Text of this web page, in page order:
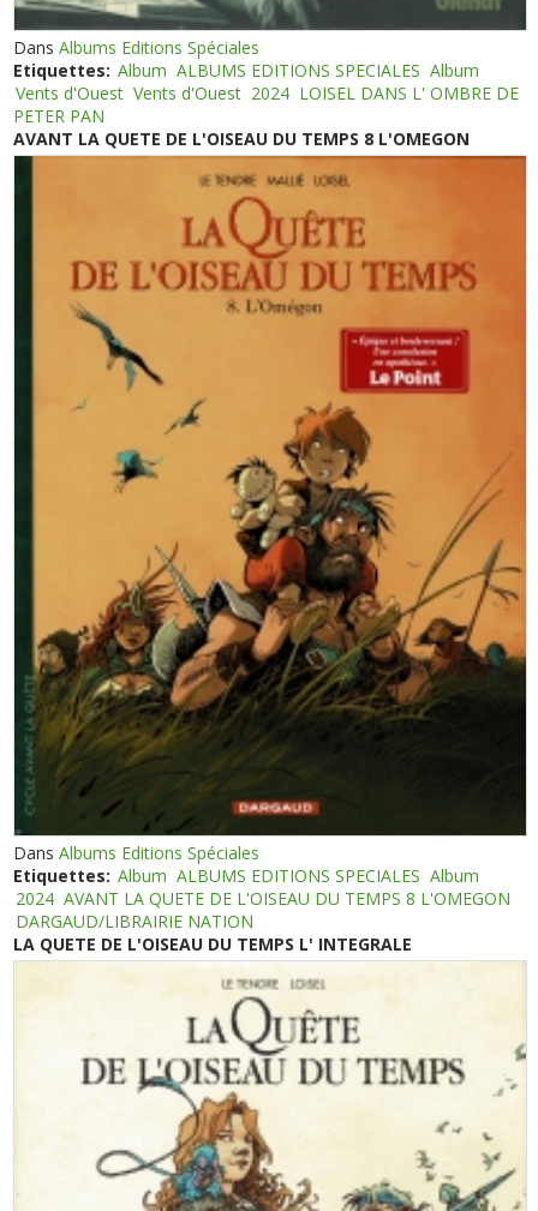
DansAlbums Editions Spéciales
Etiquettes: Album ALBUMS EDITIONS SPECIALES Album
Vents d'Ouest Vents d'Ouest 2024 LOISEL DANS L' OMBRE DE
PETER PAN
AVANT LA QUETE DE L'OISEAU DU TEMPS 8 L'OMEGON
DansAlbums Editions Spéciales
Etiquettes: Album ALBUMS EDITIONS SPECIALES Album
2024 AVANT LA QUETE DE L'OISEAU DU TEMPS 8 L'OMEGON
DARGAUD/LIBRAIRIE NATION
LA QUETE DE L'OISEAU DU TEMPS L' INTEGRALE